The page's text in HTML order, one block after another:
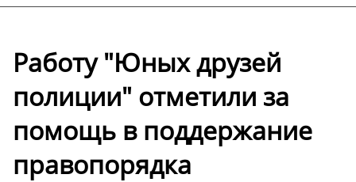
Работу "Юных друзей
полиции" отметили за
помощь в поддержание
правопорядка